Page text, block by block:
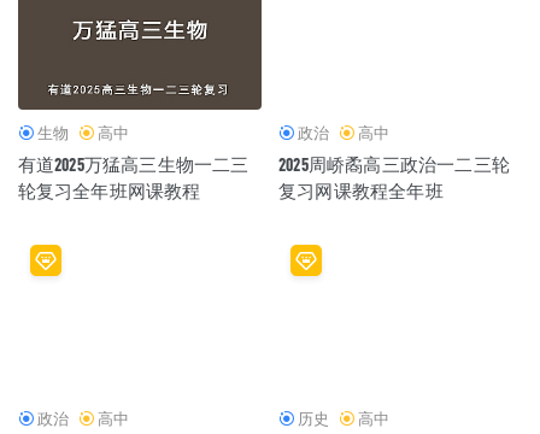
生物 高中
有道2025万猛高三生物一二三
轮复习全年班网课教程
政治 高中
2025周峤矞高三政治一二三轮
复习网课教程全年班
政治 高中 历史 高中